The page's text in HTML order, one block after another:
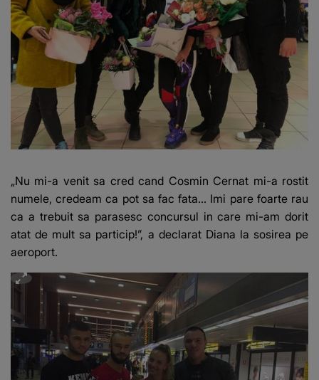
„Nu mi-a venit sa cred cand Cosmin Cernat mi-a rostit
numele, credeam ca pot sa fac fata... Imi pare foarte rau
ca a trebuit sa parasesc concursul in care mi-am dorit
atat de mult sa particip!”, a declarat Diana la sosirea pe
aeroport.